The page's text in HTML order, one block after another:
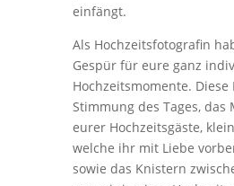
einfängt.
Als Hochzeitsfotografin
Gespür für eure ganz
Hochzeitsmomente. Diese
Stimmung des Tages,
eurer Hochzeitsgäste,
welche ihr mit Liebe
sowie das Knistern